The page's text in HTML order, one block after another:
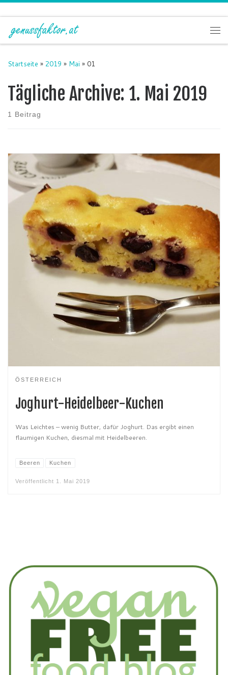
Zum Inhalt springen
Startseite » 2019 » Mai » 01
Tägliche Archive: 1. Mai 2019
1 Beitrag
ÖSTERREICH
Joghurt-Heidelbeer-Kuchen
Was Leichtes – wenig Butter, dafür Joghurt. Das ergibt einen
flaumigen Kuchen, diesmal mit Heidelbeeren.
Beeren Kuchen
Veröffentlicht 1. Mai 2019